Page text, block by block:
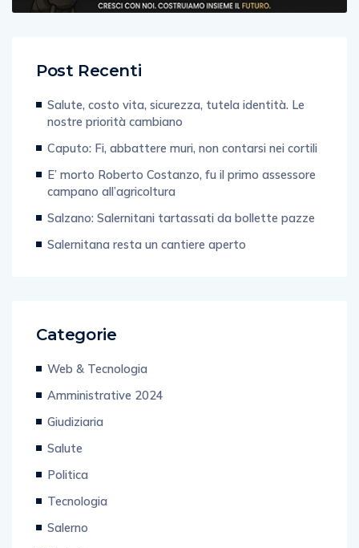
nostre priorità cambiano
Caputo: Fi, abbattere muri, non contarsi nei cortili
E’ morto Roberto Costanzo, fu il primo assessore
campano all’agricoltura
Salzano: Salernitani tartassati da bollette pazze
Salernitana resta un cantiere aperto
Amministrative 2024
Giudiziaria
Salute
Politica
Tecnologia
Salerno
Motori